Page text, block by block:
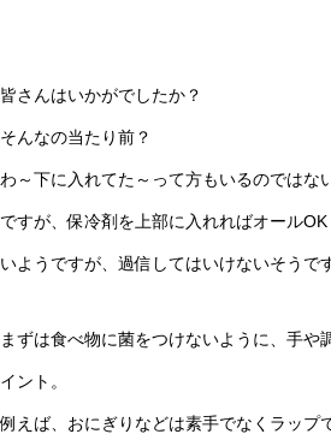
皆さんはいかがでしたか？
そんなの当たり前？
わ～下に入れてた～って方もいるのではな
ですが、保冷剤を上部に入れればオール
いようですが、過信してはいけないそうです
まずは食べ物に菌をつけないように、手
イント。
例えば、おにぎりなどは素手でなくラップ